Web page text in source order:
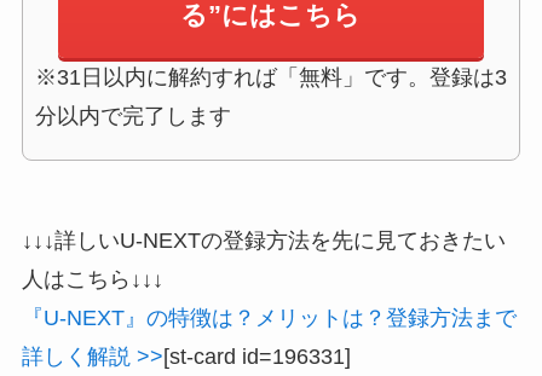
る”にはこちら
※31日以内に解約すれば「無料」です。登録は3
分以内で完了します
↓↓↓詳しいU-NEXTの登録方法を先に見ておきたい
人はこちら↓↓↓
『U-NEXT』の特徴は？メリットは？登録方法まで
詳しく解説 >>[st-card id=196331]